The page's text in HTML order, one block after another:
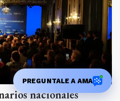
nacionales
PREGUNTALE A AMA